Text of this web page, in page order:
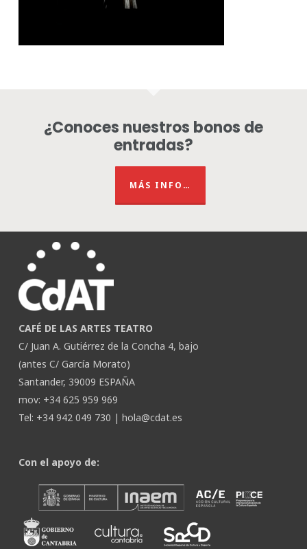
¿Conoces nuestros bonos de
entradas?
MÁS INFO…
CAFÉ DE LAS ARTES TEATRO
C/ Juan A. Gutiérrez de la Concha 4, bajo
(antes C/ García Morato)
Santander, 39009 ESPAÑA
mov: +34 625 959 969
Tel: +34 942 049 730 | hola@cdat.es
Con el apoyo de: